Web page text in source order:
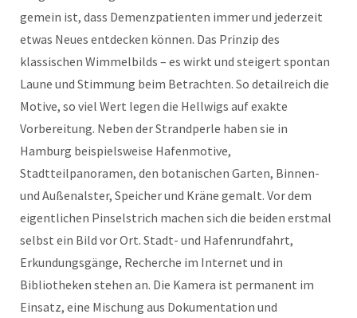
gemein ist, dass Demenzpatienten immer und jederzeit
etwas Neues entdecken können. Das Prinzip des
klassischen Wimmelbilds – es wirkt und steigert spontan
Laune und Stimmung beim Betrachten. So detailreich die
Motive, so viel Wert legen die Hellwigs auf exakte
Vorbereitung. Neben der Strandperle haben sie in
Hamburg beispielsweise Hafenmotive,
Stadtteilpanoramen, den botanischen Garten, Binnen-
und Außenalster, Speicher und Kräne gemalt. Vor dem
eigentlichen Pinselstrich machen sich die beiden erstmal
selbst ein Bild vor Ort. Stadt- und Hafenrundfahrt,
Erkundungsgänge, Recherche im Internet und in
Bibliotheken stehen an. Die Kamera ist permanent im
Einsatz, eine Mischung aus Dokumentation und